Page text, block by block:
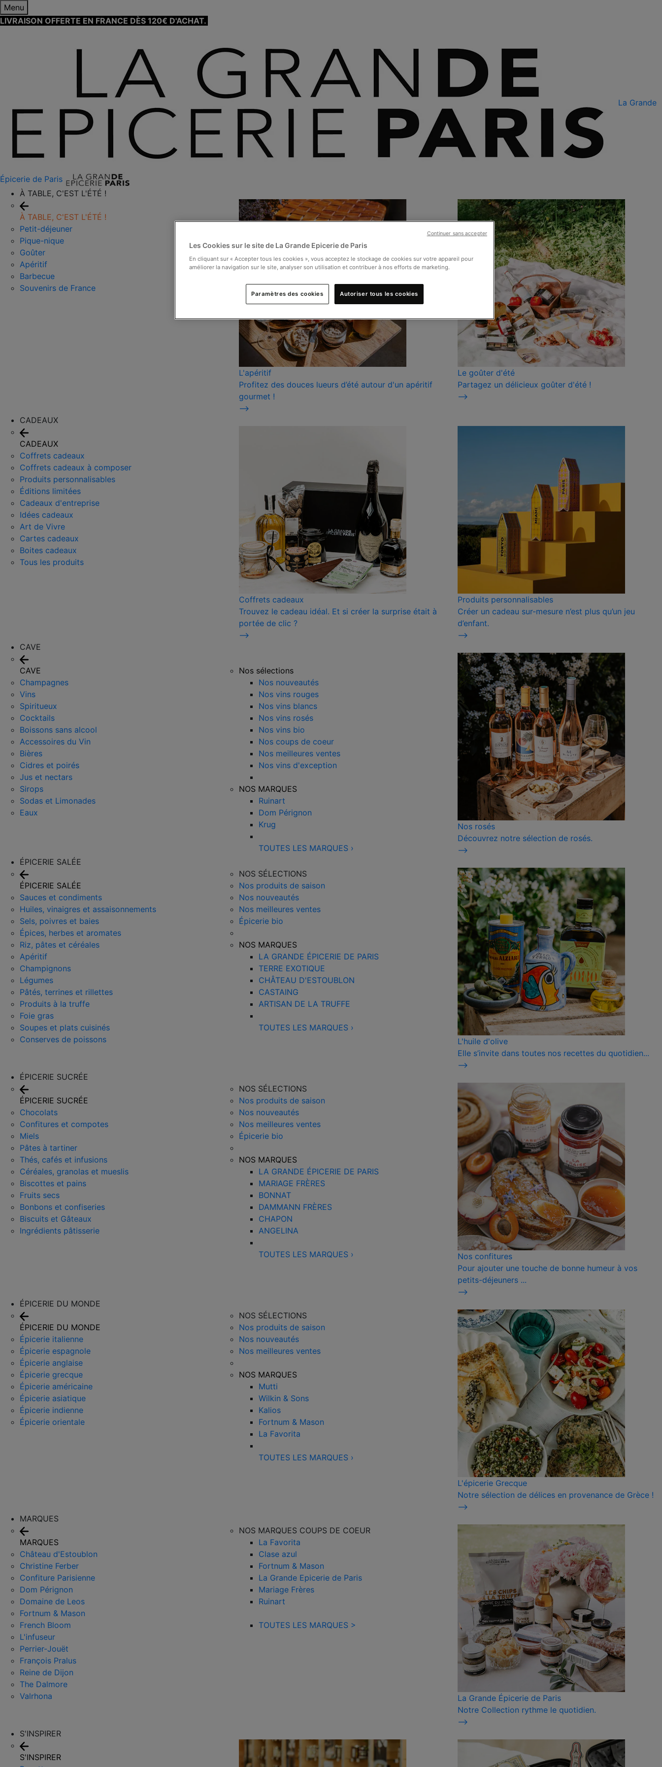
Menu
LIVRAISON OFFERTE EN FRANCE DÈS 120€ D'ACHAT.
La Grande
Épicerie de Paris
À TABLE, C'EST L'ÉTÉ !
À TABLE, C'EST L'ÉTÉ !
Petit-déjeuner
Pique-nique
Goûter
Apéritif
Barbecue
Souvenirs de France
L'apéritif
Profitez des douces lueurs d’été autour d'un apéritif
gourmet !
⟶
Le goûter d'été
Partagez un délicieux goûter d'été !
⟶
CADEAUX
CADEAUX
Coffrets cadeaux
Coffrets cadeaux à composer
Produits personnalisables
Éditions limitées
Cadeaux d'entreprise
Idées cadeaux
Art de Vivre
Cartes cadeaux
Boites cadeaux
Tous les produits
Coffrets cadeaux
Trouvez le cadeau idéal. Et si créer la surprise était à
portée de clic ?
⟶
Produits personnalisables
Créer un cadeau sur-mesure n’est plus qu’un jeu
d’enfant.
⟶
CAVE
CAVE
Champagnes
Vins
Spiritueux
Cocktails
Boissons sans alcool
Accessoires du Vin
Bières
Cidres et poirés
Jus et nectars
Sirops
Sodas et Limonades
Eaux
Nos sélections
Nos nouveautés
Nos vins rouges
Nos vins blancs
Nos vins rosés
Nos vins bio
Nos coups de coeur
Nos meilleures ventes
Nos vins d'exception
NOS MARQUES
Ruinart
Dom Pérignon
Krug
TOUTES LES MARQUES ›
Nos rosés
Découvrez notre sélection de rosés.
⟶
ÉPICERIE SALÉE
ÉPICERIE SALÉE
Sauces et condiments
Huiles, vinaigres et assaisonnements
Sels, poivres et baies
Épices, herbes et aromates
Riz, pâtes et céréales
Apéritif
Champignons
Légumes
Pâtés, terrines et rillettes
Produits à la truffe
Foie gras
Soupes et plats cuisinés
Conserves de poissons
NOS SÉLECTIONS
Nos produits de saison
Nos nouveautés
Nos meilleures ventes
Épicerie bio
NOS MARQUES
LA GRANDE ÉPICERIE DE PARIS
TERRE EXOTIQUE
CHÂTEAU D'ESTOUBLON
CASTAING
ARTISAN DE LA TRUFFE
TOUTES LES MARQUES ›
L'huile d'olive
Elle s’invite dans toutes nos recettes du quotidien...
⟶
ÉPICERIE SUCRÉE
ÉPICERIE SUCRÉE
Chocolats
Confitures et compotes
Miels
Pâtes à tartiner
Thés, cafés et infusions
Céréales, granolas et mueslis
Biscottes et pains
Fruits secs
Bonbons et confiseries
Biscuits et Gâteaux
Ingrédients pâtisserie
NOS SÉLECTIONS
Nos produits de saison
Nos nouveautés
Nos meilleures ventes
Épicerie bio
NOS MARQUES
LA GRANDE ÉPICERIE DE PARIS
MARIAGE FRÈRES
BONNAT
DAMMANN FRÈRES
CHAPON
ANGELINA
TOUTES LES MARQUES ›
Nos confitures
Pour ajouter une touche de bonne humeur à vos
petits-déjeuners ...
⟶
ÉPICERIE DU MONDE
ÉPICERIE DU MONDE
Épicerie italienne
Épicerie espagnole
Épicerie anglaise
Épicerie grecque
Épicerie américaine
Épicerie asiatique
Épicerie indienne
Épicerie orientale
NOS SÉLECTIONS
Nos produits de saison
Nos nouveautés
Nos meilleures ventes
NOS MARQUES
Mutti
Wilkin & Sons
Kalios
Fortnum & Mason
La Favorita
TOUTES LES MARQUES ›
L'épicerie Grecque
Notre sélection de délices en provenance de Grèce !
⟶
MARQUES
MARQUES
Château d'Estoublon
Christine Ferber
Confiture Parisienne
Dom Pérignon
Domaine de Leos
Fortnum & Mason
French Bloom
L'infuseur
Perrier-Jouët
François Pralus
Reine de Dijon
The Dalmore
Valrhona
NOS MARQUES COUPS DE COEUR
La Favorita
Clase azul
Fortnum & Mason
La Grande Epicerie de Paris
Mariage Frères
Ruinart
TOUTES LES MARQUES >
La Grande Épicerie de Paris
Notre Collection rythme le quotidien.
⟶
S'INSPIRER
S'INSPIRER
Les Cookies sur le site de La Grande Epicerie de Paris
En cliquant sur « Accepter tous les cookies », vous acceptez le stockage de cookies sur votre appareil pour
améliorer la navigation sur le site, analyser son utilisation et contribuer à nos efforts de marketing.
Paramètres des cookies Autoriser tous les cookies
Continuer sans accepter